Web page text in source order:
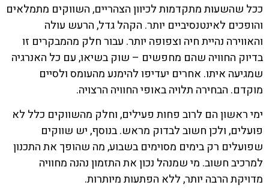
ככל שהשעות מתקדמות לכיוון הצהריים, השווקים מתמלאים
והופכים לאינטנסיביים יותר. הקהל גדל, הרעש עולה
והאווירה נהיית חיה וצפופה יותר. עבור חלק מהמבקרים זו
בדיוק החוויה שהם מחפשים – שוק בשיאו, עם כל האנרגיה
שמגיעה איתו. אחרים יעדיפו להימנע מהעומס ולסיים
מוקדם. הבחירה תלויה באופי החוויה הרצויה.
ימי ראשון הם לרוב פחות פעילים, וחלק מהשווקים כלל לא
פועלים, ולכן חשוב לבדוק מראש. בנוסף, יש שווקים
שפועלים רק בימים מסוימים בשבוע, מה שהופך את התכנון
למרכיב חשוב. מי שמנהל נכון את התזמון נהנה מחוויה
מדויקת הרבה יותר, ללא הפתעות מיותרות.